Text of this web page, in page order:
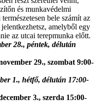
és munkavédelmi
bele számít az
amelyből egy
az utcai terepmunka előtt.
28., péntek, délután
29., szombat 9:00-
1., hétfő, délután 17:00-
3., szerda 15:00-